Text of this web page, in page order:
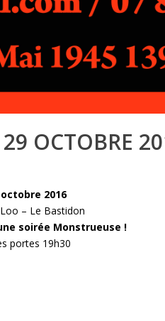
OCTOBRE
2016
– Le Bastidon
soirée Monstrueuse !
portes 19h30